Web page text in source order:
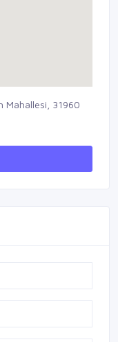
Mahallesi, 31960